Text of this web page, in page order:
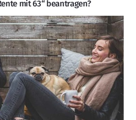
mit 63“ beantragen?